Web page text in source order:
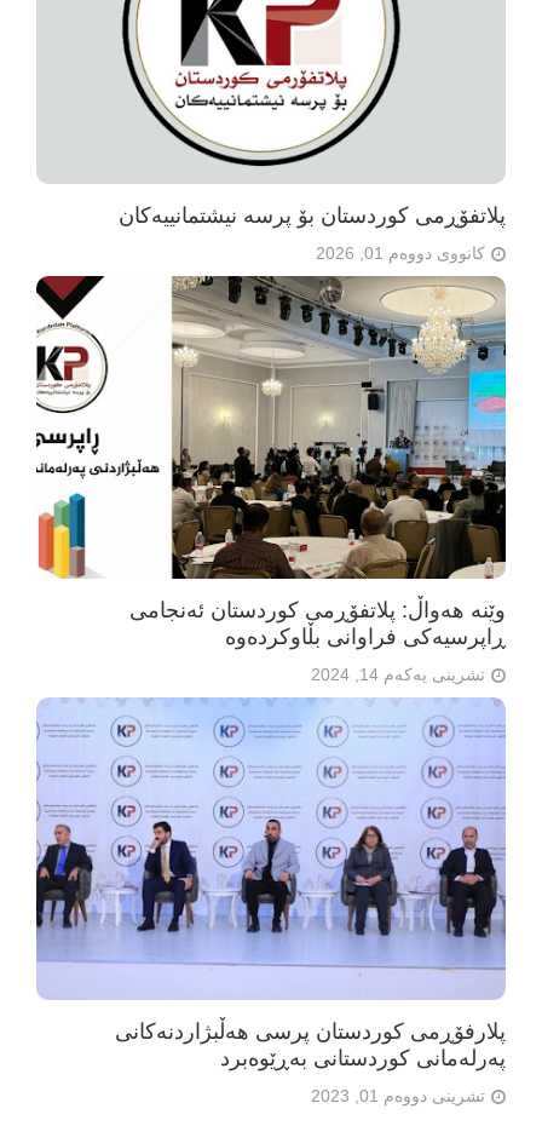
پلاتفۆڕمی کوردستان بۆ پرسە نیشتمانییەکان
کانووی دووەم 01, 2026
وێنە هەواڵ: پلاتفۆڕمی کوردستان ئەنجامی
ڕاپرسیەکی فراوانی بڵاوکردەوە
تشرینی یەکەم 14, 2024
پلارفۆڕمی کوردستان پرسی هەڵبژاردنەکانی
پەرلەمانی کوردستانی بەڕێوەبرد
تشرینی دووەم 01, 2023